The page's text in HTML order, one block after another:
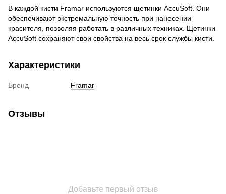
В каждой кисти Framar используются щетинки AccuSoft. Они
обеспечивают экстремальную точность при нанесении
красителя, позволяя работать в различных техниках. Щетинки
AccuSoft сохраняют свои свойства на весь срок службы кисти.
Характеристики
Бренд Framar
Отзывы
Добавьте первый отзыв